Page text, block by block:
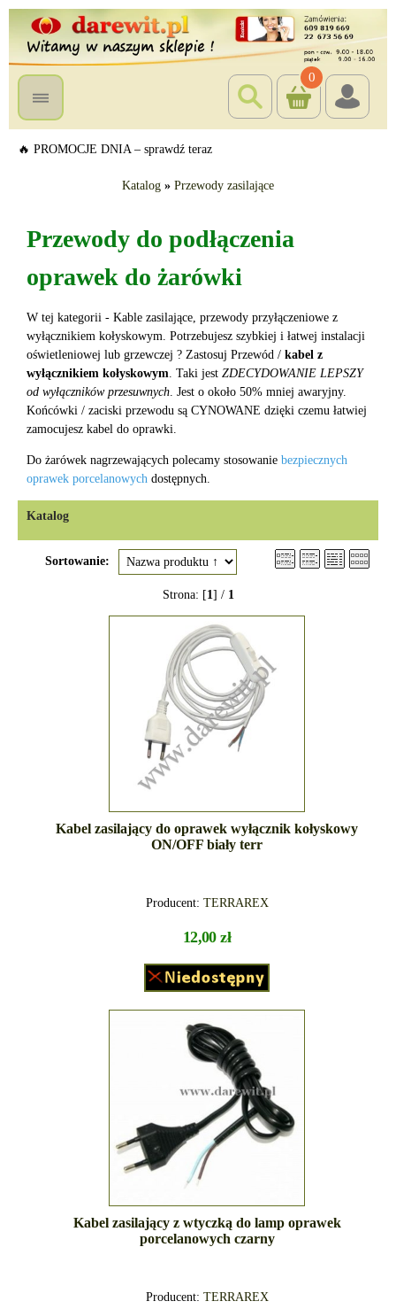
0
🔥 PROMOCJE DNIA – sprawdź teraz
Katalog » Przewody zasilające
Przewody do podłączenia
oprawek do żarówki
W tej kategorii - Kable zasilające, przewody przyłączeniowe z
wyłącznikiem kołyskowym. Potrzebujesz szybkiej i łatwej instalacji
oświetleniowej lub grzewczej ? Zastosuj Przewód / kabel z
wyłącznikiem kołyskowym. Taki jest ZDECYDOWANIE LEPSZY
od wyłączników przesuwnych. Jest o około 50% mniej awaryjny.
Końcówki / zaciski przewodu są CYNOWANE dzięki czemu łatwiej
zamocujesz kabel do oprawki.
Do żarówek nagrzewających polecamy stosowanie bezpiecznych
oprawek porcelanowych dostępnych.
Katalog
Sortowanie:
Strona: [1] / 1
Kabel zasilający do oprawek wyłącznik kołyskowy
ON/OFF biały terr
Producent: TERRAREX
12,00 zł
Kabel zasilający z wtyczką do lamp oprawek
porcelanowych czarny
Producent: TERRAREX